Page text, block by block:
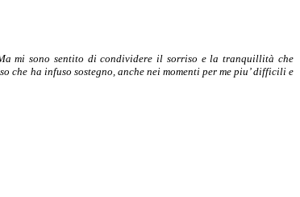
mi sono sentito di condividere il sorriso e la tranquillità che
ha infuso sostegno, anche nei momenti per me piu’ difficili e